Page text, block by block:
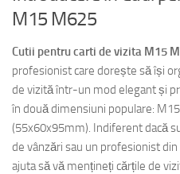
M15 M625
Cutii pentru carti de vizita M15
profesionist care dorește să își
de vizită într-un mod elegant și
în două dimensiuni populare:
(55x60x95mm). Indiferent dacă
de vânzări sau un profesionist
ajuta să vă mențineți cărțile de